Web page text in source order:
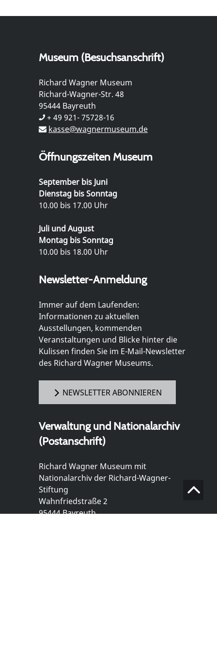
Museum (Besuchsanschrift)
Richard Wagner Museum
Richard-Wagner-Str. 48
95444 Bayreuth
+ 49 921- 75728-16
kasse@wagnermuseum.de
Öffnungszeiten Museum
September bis Juni
Dienstag bis Sonntag
10.00 bis 17.00 Uhr
Juli und August
Montag bis Sonntag
10.00 bis 18.00 Uhr
Newsletter-Anmeldung
Immer auf dem Laufenden:
Informationen zu aktuellen
Ausstellungen, kommenden
Veranstaltungen und Blicke hinter die
Kulissen finden Sie im E-Mail-Newsletter
des Richard Wagner Museums.
NEWSLETTER ABONNIEREN
Verwaltung und Nationalarchiv
(Postanschrift)
Richard Wagner Museum mit
Nationalarchiv der Richard-Wagner-
Stiftung
Wahnfriedstraße 2
95444 Bayreuth